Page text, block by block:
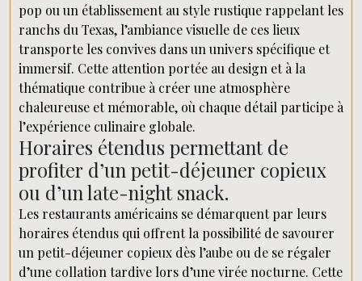
pop ou un établissement au style rustique rappelant les
ranchs du Texas, l’ambiance visuelle de ces lieux
transporte les convives dans un univers spécifique et
immersif. Cette attention portée au design et à la
thématique contribue à créer une atmosphère
chaleureuse et mémorable, où chaque détail participe à
l’expérience culinaire globale.
Horaires étendus permettant de
profiter d’un petit-déjeuner copieux
ou d’un late-night snack.
Les restaurants américains se démarquent par leurs
horaires étendus qui offrent la possibilité de savourer
un petit-déjeuner copieux dès l’aube ou de se régaler
d’une collation tardive lors d’une virée nocturne. Cette